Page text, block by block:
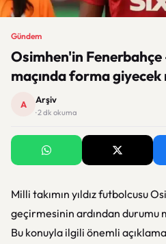
Gündem
Osimhen'in
maçında forma giyecek
A Arşiv
· 2 dk okuma
Milli takımın yıldız futbolcusu
geçirmesinin ardından durumu
Bu konuyla ilgili önemli